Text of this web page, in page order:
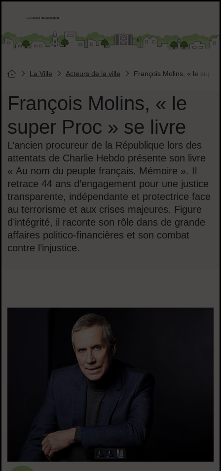
Liens réseaux sociaux
François Molins, « le
super Proc » se livre
L’ancien procureur de la République lors des
attentats de Charlie Hebdo présente son livre
« Au nom du peuple français. Mémoire ». Il
retrace 44 ans d’engagement pour une justice
transparente, indépendante et protectrice face
au terrorisme et aux crises majeures. Figure
d’intégrité, il raconte son rôle dans de grande
affaires politico-financières et son combat
contre l’injustice.
Vous êtes ici :
Page d'accueil du site
La Ville Acteurs de la ville François Molins, « le super